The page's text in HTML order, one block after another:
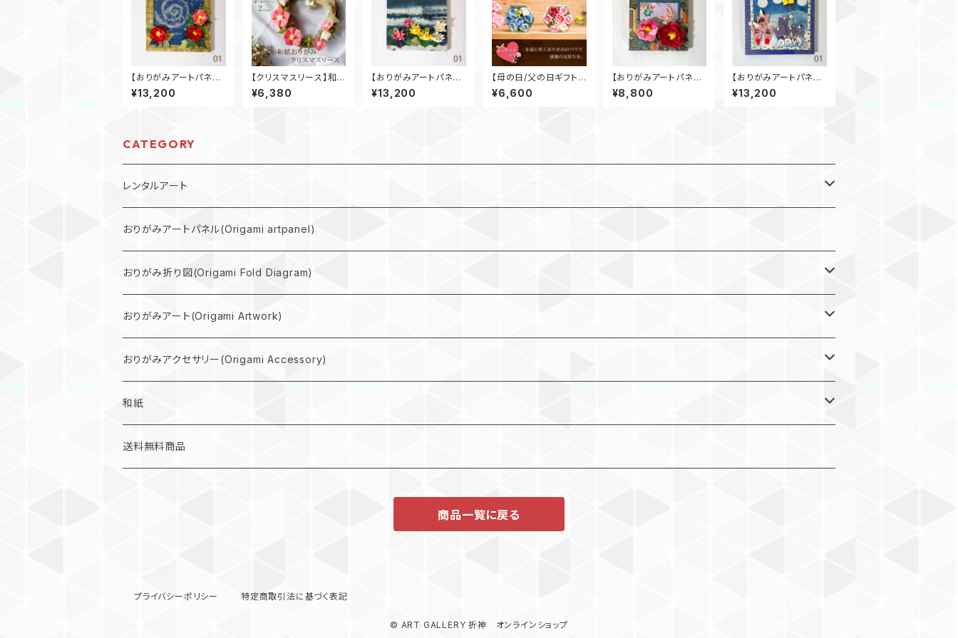
【おりがみアートパネ
ル】椿 S3号
¥13,200
【クリスマスリース】和紙
おりがみ クリスマス
ローズ 無料BOX付き
¥6,380
【おりがみアートパネ
ル】睡蓮 S3号
¥13,200
【母の日/父の日ギフト】
おりがみフラワーボック
ス＜バラ＞
¥6,600
【おりがみアートパネ
ル】牡丹 S0号
¥8,800
【おりがみアートパネ
ル】阿波踊り S3号
¥13,200
CATEGORY
レンタルアート
規格外作品プラン
大型作品プラン
中型作品プラン
小型作品プラン
おりがみアートパネル(Origami artpanel)
おりがみ折り図(Origami Fold Diagram)
折り図PDF(PDF Download)
折り図キット(with material)
おりがみアート(Origami Artwork)
壁掛け(Wall hanging artwork)
色紙(art)
うちわ(Paper fan)
おりがみアクセサリー(Origami Accessory)
ピアス(earring)
イヤリング(clip-on earrings)
和紙
和紙
送料無料商品
商品一覧に戻る
プライバシーポリシー 特定商取引法に基づく表記
© ART GALLERY 折神 オンラインショップ